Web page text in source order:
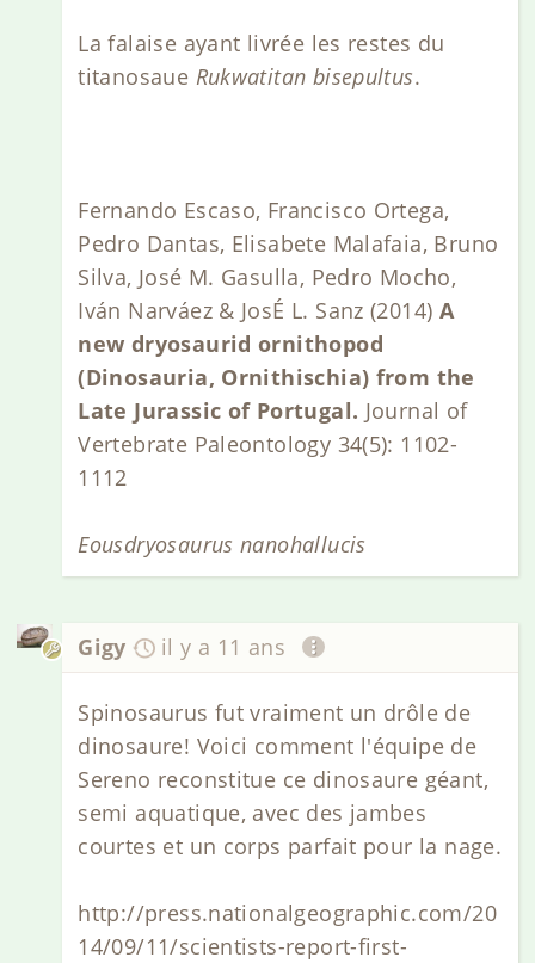
La falaise ayant livrée les restes du
titanosaue Rukwatitan bisepultus.
Fernando Escaso, Francisco Ortega,
Pedro Dantas, Elisabete Malafaia, Bruno
Silva, José M. Gasulla, Pedro Mocho,
Iván Narváez & JosÉ L. Sanz (2014) A
new dryosaurid ornithopod
(Dinosauria, Ornithischia) from the
Late Jurassic of Portugal. Journal of
Vertebrate Paleontology 34(5): 1102-
1112
Eousdryosaurus nanohallucis
Gigy il y a 11 ans
Spinosaurus fut vraiment un drôle de
dinosaure! Voici comment l'équipe de
Sereno reconstitue ce dinosaure géant,
semi aquatique, avec des jambes
courtes et un corps parfait pour la nage.
http://press.nationalgeographic.com/20
14/09/11/scientists-report-first-